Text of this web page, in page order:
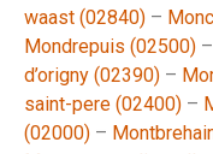
waast (02840) –
Mondrepuis (02500) –
d’origny (02390) –
saint-pere (02400) –
(02000) –